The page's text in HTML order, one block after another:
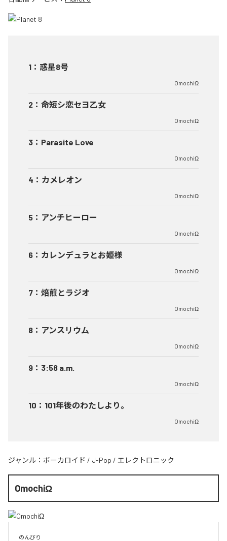
1 ： 惑星8号
OmochiΩ
2 ： 命短シ恋セヨ乙女
OmochiΩ
3 ： Parasite Love
OmochiΩ
4 ： カメレオン
OmochiΩ
5 ： アンチヒーロー
OmochiΩ
6 ： カレンデュラとお姫様
OmochiΩ
7 ： 焙煎とラジオ
OmochiΩ
8 ： アンスリウム
OmochiΩ
9 ： 3:58 a.m.
OmochiΩ
10 ： 101年後のわたしより。
OmochiΩ
ジャンル： ボーカロイド / J-Pop / エレクトロニック
OmochiΩ
のんびり